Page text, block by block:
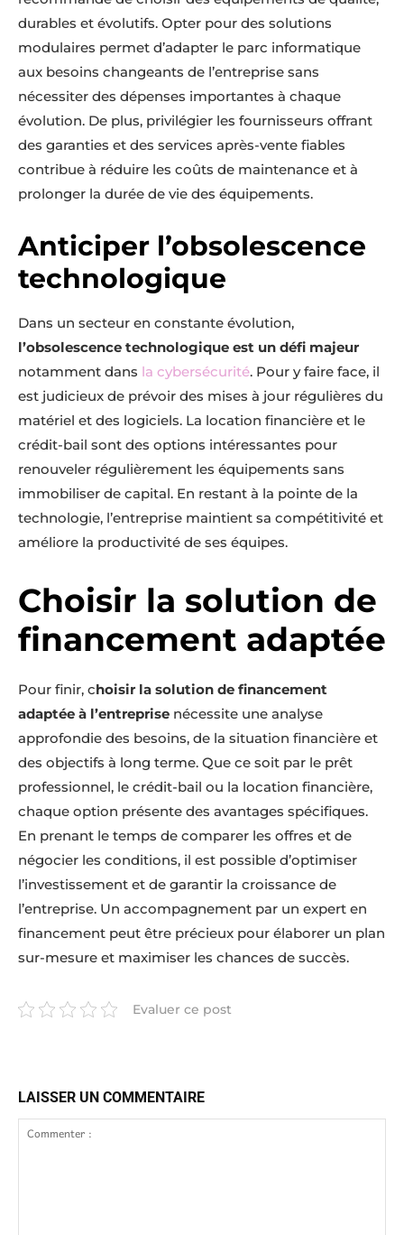
durables et évolutifs. Opter pour des solutions
modulaires permet d’adapter le parc informatique
aux besoins changeants de l’entreprise sans
nécessiter des dépenses importantes à chaque
évolution. De plus, privilégier les fournisseurs offrant
des garanties et des services après-vente fiables
contribue à réduire les coûts de maintenance et à
prolonger la durée de vie des équipements.
Anticiper l’obsolescence
technologique
Dans un secteur en constante évolution,
l’obsolescence technologique est un défi majeur
notamment dans la cybersécurité. Pour y faire face, il
est judicieux de prévoir des mises à jour régulières du
matériel et des logiciels. La location financière et le
crédit-bail sont des options intéressantes pour
renouveler régulièrement les équipements sans
immobiliser de capital. En restant à la pointe de la
technologie, l’entreprise maintient sa compétitivité et
améliore la productivité de ses équipes.
Choisir la solution de
financement adaptée
Pour finir, choisir la solution de financement
adaptée à l’entreprise nécessite une analyse
approfondie des besoins, de la situation financière et
des objectifs à long terme. Que ce soit par le prêt
professionnel, le crédit-bail ou la location financière,
chaque option présente des avantages spécifiques.
En prenant le temps de comparer les offres et de
négocier les conditions, il est possible d’optimiser
l’investissement et de garantir la croissance de
l’entreprise. Un accompagnement par un expert en
financement peut être précieux pour élaborer un plan
sur-mesure et maximiser les chances de succès.
Evaluer ce post
LAISSER UN COMMENTAIRE